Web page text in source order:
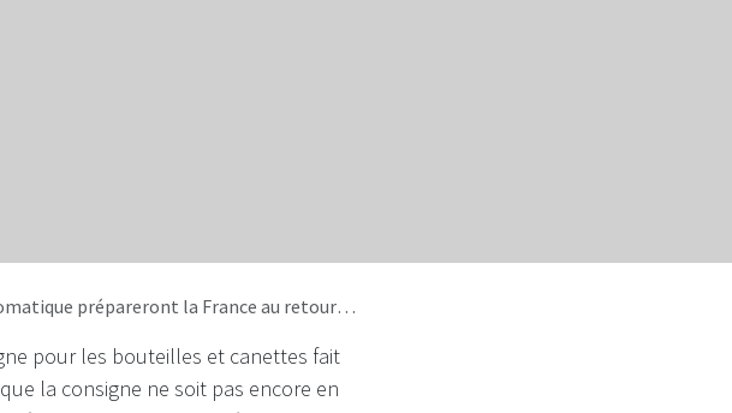
prépareront la France au retour de la consigne
pour les bouteilles et canettes fait
la consigne ne soit pas encore en